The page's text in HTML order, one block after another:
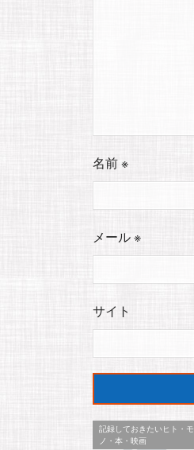
名前※
メール※
サイト
記録しておきたいヒト・モ
ノ・本・映画